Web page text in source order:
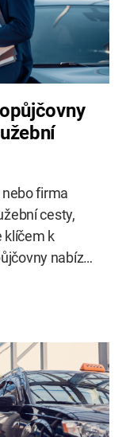
firma
cesty,
klíčem k
nabízí
nebo